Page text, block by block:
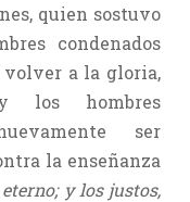
quien sostuvo
condenados
a la gloria,
los hombres
ser
la enseñanza
y los justos,